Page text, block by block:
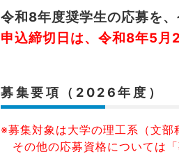
令和8年度奨学生の応募を
申込締切日は、令和8年5月
募集要項（2026年度）
※募集対象は大学の理工系（文部
その他の応募資格については「